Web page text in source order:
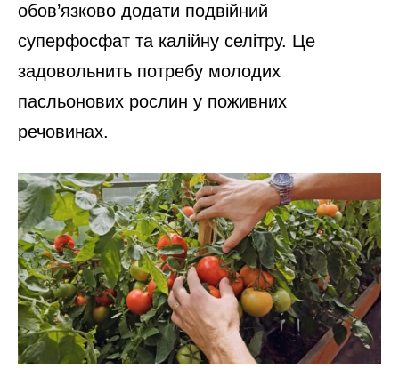
обов’язково додати подвійний
суперфосфат та калійну селітру. Це
задовольнить потребу молодих
пасльонових рослин у поживних
речовинах.